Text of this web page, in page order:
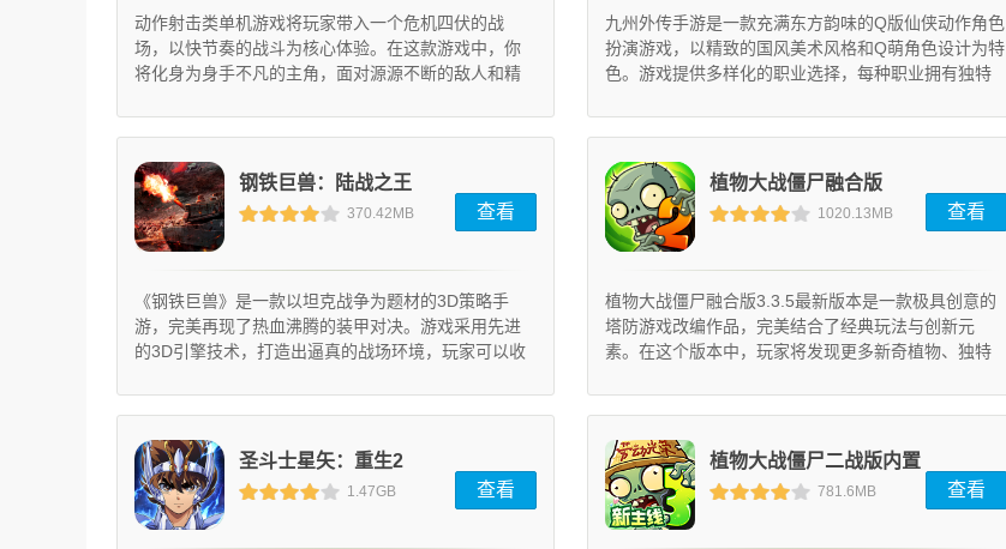
动作射击类单机游戏将玩家带入一个危机四伏的战
场，以快节奏的战斗为核心体验。在这款游戏中，你
将化身为身手不凡的主角，面对源源不断的敌人和精
配合丝滑流畅的操作反馈，搭配丰富的武器库和技能
情走向和多样化的敌人配置，让每一场战斗都充满战
术思考。无论是沉浸式剧情体验还是高强度的挑战模
式，都能让动作游戏爱好者获得极致...
九州外传手游是一款充满东方韵味的Q版仙侠动作角色
扮演游戏，以精致的国风美术风格和Q萌角色设计为特
色。游戏提供多样化的职业选择，每种职业拥有独特
专属英雄。宏大的世界观架构与引人入胜的剧情故事
丽特效，营造出刀光剑影的畅快打击感和行云流水的
连招系统，让玩家在开放自由的仙侠世界中尽享热血
激战。
钢铁巨兽：陆战之王
(1.0.3)
370.42MB 查看
《钢铁巨兽》是一款以坦克战争为题材的3D策略手
游，完美再现了热血沸腾的装甲对决。游戏采用先进
的3D引擎技术，打造出逼真的战场环境，玩家可以收
队，与全球玩家展开激烈对抗。
植物大战僵尸融合版
3.3.5最新版本 (13.1.1)
1020.13MB 查看
植物大战僵尸融合版3.3.5最新版本是一款极具创意的
塔防游戏改编作品，完美结合了经典玩法与创新元
素。在这个版本中，玩家将发现更多新奇植物、独特
验达到全新高度。
圣斗士星矢：重生2
(2.0.0)
1.47GB 查看
植物大战僵尸二战版内置
菜单官方安卓版 (10.0.0)
781.6MB 查看